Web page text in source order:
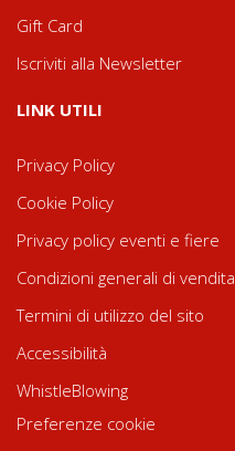
Gift Card
Iscriviti alla Newsletter
LINK UTILI
Privacy Policy
Cookie Policy
Privacy policy eventi e fiere
Condizioni generali di vendita
Termini di utilizzo del sito
Accessibilità
WhistleBlowing
Preferenze cookie